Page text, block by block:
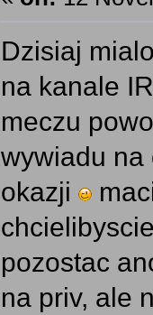
Dzisiaj
na kanale
meczu
wywiadu na
okazji
pozostac
na priv, ale